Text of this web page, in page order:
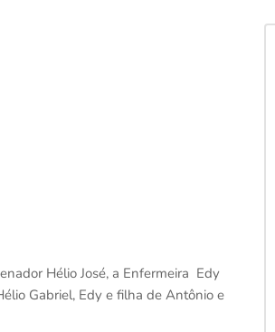
Hélio José, a Enfermeira Edy
Gabriel, Edy e filha de Antônio e